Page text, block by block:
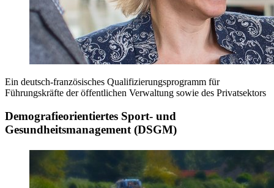
Ein deutsch-französisches Qualifizierungsprogramm für
Führungskräfte der öffentlichen Verwaltung sowie des Privatsektors
Demografieorientiertes Sport- und
Gesundheitsmanagement (DSGM)